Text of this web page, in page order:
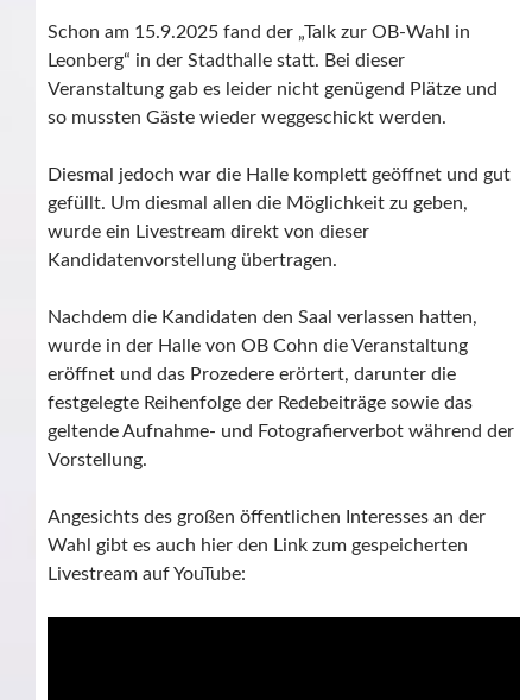
Schon am 15.9.2025 fand der „Talk zur OB-Wahl in
Leonberg“ in der Stadthalle statt. Bei dieser
Veranstaltung gab es leider nicht genügend Plätze und
so mussten Gäste wieder weggeschickt werden.
Diesmal jedoch war die Halle komplett geöffnet und gut
gefüllt. Um diesmal allen die Möglichkeit zu geben,
wurde ein Livestream direkt von dieser
Kandidatenvorstellung übertragen.
Nachdem die Kandidaten den Saal verlassen hatten,
wurde in der Halle von OB Cohn die Veranstaltung
eröffnet und das Prozedere erörtert, darunter die
festgelegte Reihenfolge der Redebeiträge sowie das
geltende Aufnahme- und Fotografierverbot während der
Vorstellung.
Angesichts des großen öffentlichen Interesses an der
Wahl gibt es auch hier den Link zum gespeicherten
Livestream auf YouTube: